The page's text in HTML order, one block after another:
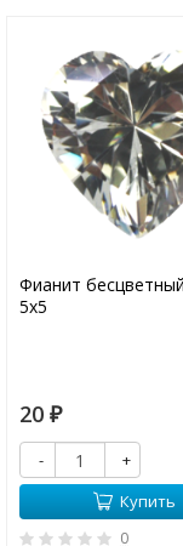
Фианит
5х5
20 ₽
-
+
Купить
0